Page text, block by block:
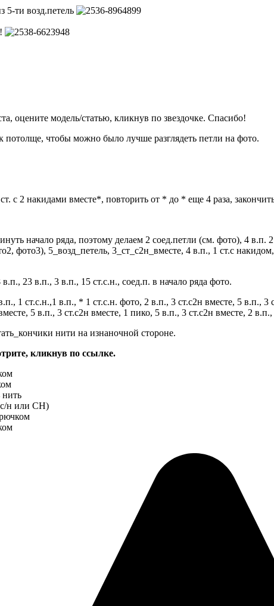
ти возд.петель
оцените модель/статью, кликнув по звездочке. Спасибо!
потолще, чтобы можно было лучше разглядеть петли на фото.
с 2 накидами вместе*, повторить от * до * еще 4 раза,
начало ряда, поэтому делаем 2 соед.петли (см. фото), 4 в.п.
фото3), 5_возд_петель, 3_ст_с2н_вместе, 4 в.п., 1 ст.с
23 в.п., 3 в.п., 15 ст.с.н., соед.п. в начало ряда фото.
1 ст.с.н.,1 в.п., * 1 ст.с.н. фото, 2 в.п., 3 ст.с2н вместе, 5 в.п.,
5 в.п., 3 ст.с2н вместе, 1 пико, 5 в.п., 3 ст.с2н вместе, 2
нити на изнаночной стороне.
кликнув по ссылке.
нить
н или СН)